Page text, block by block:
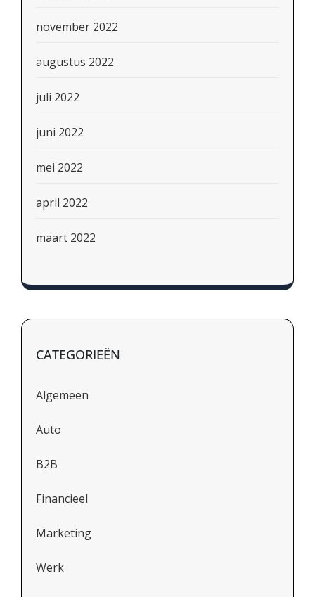
november 2022
augustus 2022
juli 2022
juni 2022
mei 2022
april 2022
maart 2022
CATEGORIEËN
Algemeen
Auto
B2B
Financieel
Marketing
Werk